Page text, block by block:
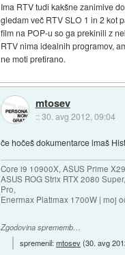
Ima RTV tudi kakšne zanimive
gledam več RTV SLO 1 in 2 kot
film na POP-u so ga prekinili z
RTV nima idealnih programov,
ne moti pretirano.
mtosev
::30. avg 2012, 09:04
če hočeš dokumentarce imaš
Core i9 10900X, ASUS Prime
ASUS ROG Strix RTX 2080
Pro,
Enermax Platimax 1700W | moj
Zgodovina sprememb…
spremenil:mtosev(30. avg